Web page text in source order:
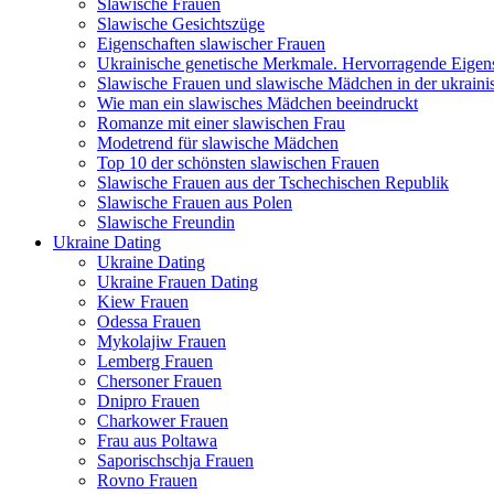
Slawische Frauen
Slawische Gesichtszüge
Eigenschaften slawischer Frauen
Ukrainische genetische Merkmale. Hervorragende
Slawische Frauen und slawische Mädchen in der
Wie man ein slawisches Mädchen beeindruckt
Romanze mit einer slawischen Frau
Modetrend für slawische Mädchen
Top 10 der schönsten slawischen Frauen
Slawische Frauen aus der Tschechischen Republik
Slawische Frauen aus Polen
Slawische Freundin
Ukraine Dating
Ukraine Dating
Ukraine Frauen Dating
Kiew Frauen
Odessa Frauen
Mykolajiw Frauen
Lemberg Frauen
Chersoner Frauen
Dnipro Frauen
Charkower Frauen
Frau aus Poltawa
Saporischschja Frauen
Rovno Frauen